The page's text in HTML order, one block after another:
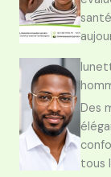
Des
tous